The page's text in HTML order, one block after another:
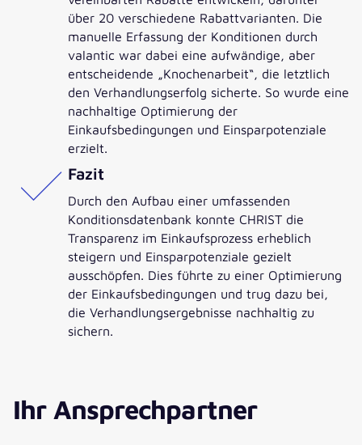
über 20 verschiedene Rabattvarianten. Die
manuelle Erfassung der Konditionen durch
valantic war dabei eine aufwändige, aber
entscheidende „Knochenarbeit“, die letztlich
den Verhandlungserfolg sicherte. So wurde eine
nachhaltige Optimierung der
Einkaufsbedingungen und Einsparpotenziale
erzielt.
Fazit
Durch den Aufbau einer umfassenden
Konditionsdatenbank konnte CHRIST die
Transparenz im Einkaufsprozess erheblich
steigern und Einsparpotenziale gezielt
ausschöpfen. Dies führte zu einer Optimierung
der Einkaufsbedingungen und trug dazu bei,
die Verhandlungsergebnisse nachhaltig zu
sichern.
Ihr Ansprechpartner